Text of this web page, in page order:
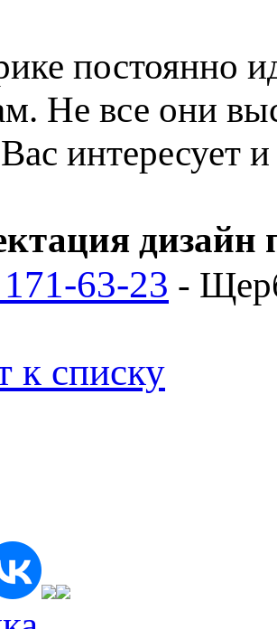
постоянно
Не все они
дизайн
63-23 -
к списку